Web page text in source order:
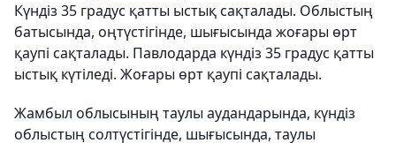
Күндіз 35 градус қатты ыстық сақталады. Облыстың
батысында, оңтүстігінде, шығысында жоғары өрт
қаупі сақталады. Павлодарда күндіз 35 градус қатты
ыстық күтіледі. Жоғары өрт қаупі сақталады.
Жамбыл облысының таулы аудандарында, күндіз
облыстың солтүстігінде, шығысында, таулы